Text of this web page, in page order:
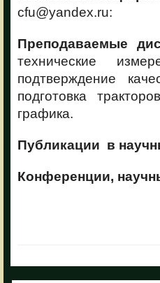
cfu@yandex.ru:
Преподаваемые
технические
подтверждение
подготовка
графика.
Публикации в
Конференции,